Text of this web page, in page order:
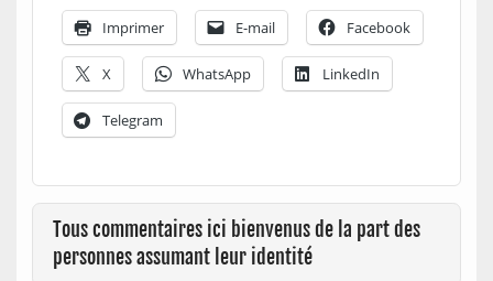
Imprimer E-mail Facebook
X WhatsApp LinkedIn
Telegram
Tous commentaires ici bienvenus de la part des
personnes assumant leur identité